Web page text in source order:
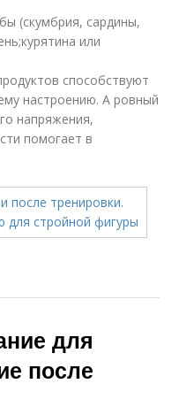
(скумбрия, сардины,
или
способствуют
настроению. А ровный
напряжения,
помогает в
для
после